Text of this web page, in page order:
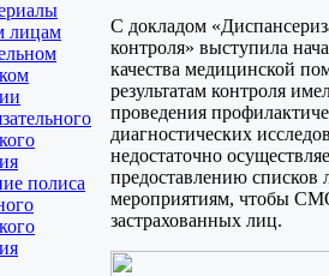
лицам
полиса
С докладом
контроля» выступила
качества медицинской
результатам контроля
проведения
диагностических
недостаточно
предоставлению
мероприятиям, чтобы
застрахованных лиц.